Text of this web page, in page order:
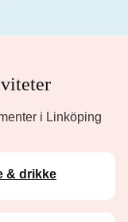
i Linköping
& drikke